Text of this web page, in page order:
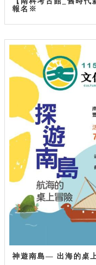
報名※
神遊南島— 出海的桌